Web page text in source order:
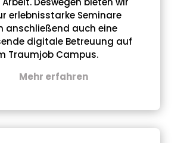
erlebnisstarke Seminare
anschließend auch eine
digitale Betreuung auf
Traumjob Campus.
Mehr erfahren